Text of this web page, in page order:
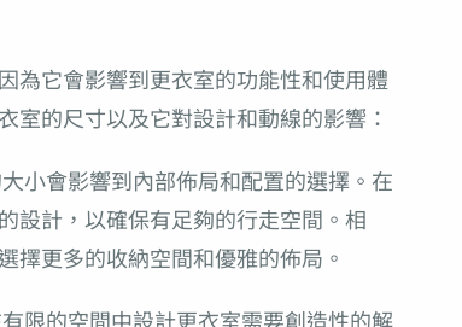
為它會影響到更衣室的功能性和使用體
室的尺寸以及它對設計和動線的影響：
小會影響到內部佈局和配置的選擇。在
設計，以確保有足夠的行走空間。相
擇更多的收納空間和優雅的佈局。
限的空間中設計更衣室需要創造性的解